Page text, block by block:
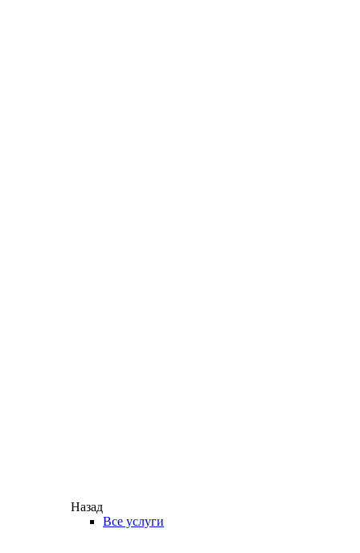
Назад
Все услуги